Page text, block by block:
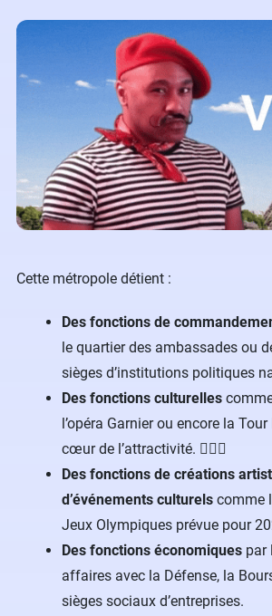
Cette métropole détient :
Des fonctions de
le quartier des ambassades ou
sièges d’institutions politiques
Des fonctions culturelles
l’opéra Garnier ou encore la
cœur de l’attractivité. 🤵🏻‍♀️
Des fonctions de créations
d’événements culturels comme
Jeux Olympiques prévue pour
Des fonctions économiques par
affaires avec la Défense, la
sièges sociaux d’entreprises.